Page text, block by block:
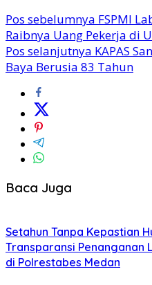
Pos sebelumnya FSPMI
Raibnya Uang Pekerja di
Pos selanjutnya KAPAS
Baya Berusia 83 Tahun
Baca Juga
Setahun Tanpa Kepastian
Transparansi Penanganan
di Polrestabes Medan